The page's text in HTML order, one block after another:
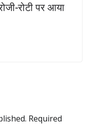
रोटी पर आया
Required